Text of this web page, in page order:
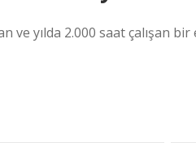
ve yılda 2.000 saat çalışan